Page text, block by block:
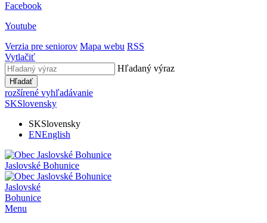
Facebook
Youtube
Verzia pre seniorov Mapa webu RSS
Vytlačiť
Hľadaný výraz
Hľadať
rozšírené vyhľadávanie
SKSlovensky
SKSlovensky
ENEnglish
Jaslovské Bohunice
Jaslovské
Bohunice
Menu